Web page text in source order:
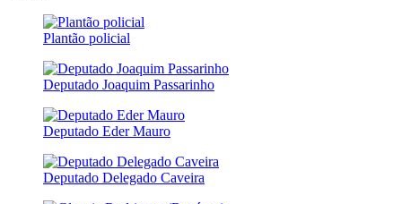
Plantão policial
Deputado Joaquim Passarinho
Deputado Eder Mauro
Deputado Delegado Caveira